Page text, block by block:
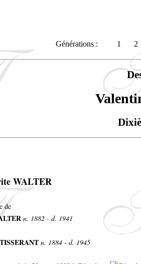
Générations : 1 2
WALTER
de
n. 1882 - d. 1941
n. 1884 - d. 1945